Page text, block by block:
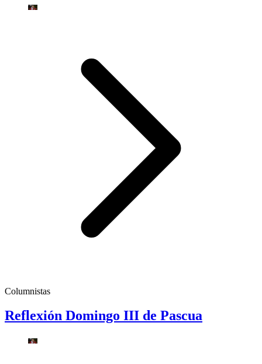
Columnistas
Reflexión Domingo III de Pascua